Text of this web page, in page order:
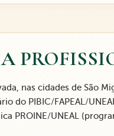
nas cidades de São
do PIBIC/FAPEAL/
PROINE/UNEAL